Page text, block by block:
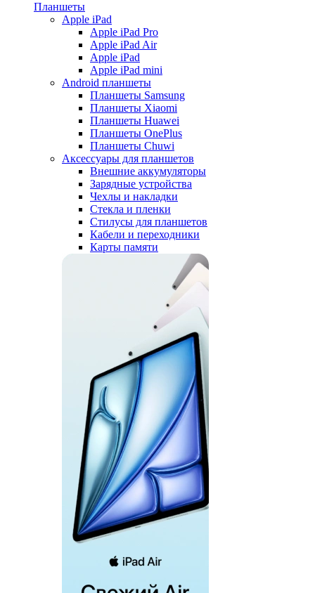
Планшеты
Apple iPad
Apple iPad Pro
Apple iPad Air
Apple iPad
Apple iPad mini
Android планшеты
Планшеты Samsung
Планшеты Xiaomi
Планшеты Huawei
Планшеты OnePlus
Планшеты Chuwi
Аксессуары для планшетов
Внешние аккумуляторы
Зарядные устройства
Чехлы и накладки
Стекла и пленки
Стилусы для планшетов
Кабели и переходники
Карты памяти